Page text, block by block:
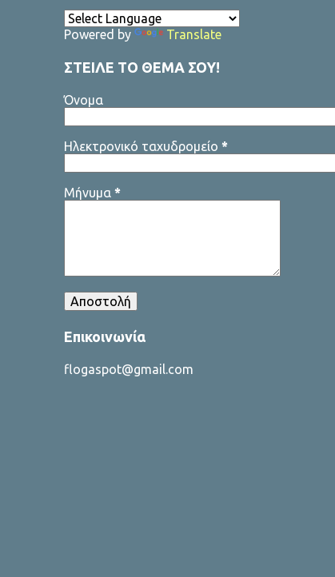
Powered by Translate
ΣΤΕΙΛΕ ΤΟ ΘΕΜΑ ΣΟΥ!
Όνομα
Ηλεκτρονικό ταχυδρομείο *
Μήνυμα *
Επικοινωνία
flogaspot@gmail.com